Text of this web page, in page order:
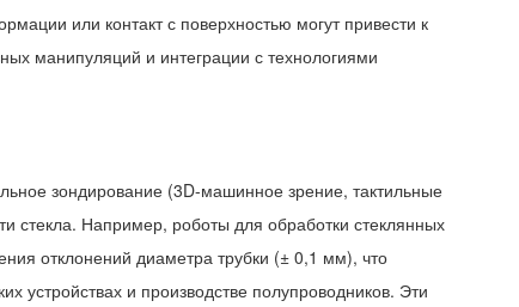
или контакт с поверхностью могут привести к
манипуляций и интеграции с технологиями
зондирование (3D-машинное зрение, тактильные
стекла. Например, роботы для обработки стеклянных
отклонений диаметра трубки (± 0,1 мм), что
и производстве полупроводников. Эти